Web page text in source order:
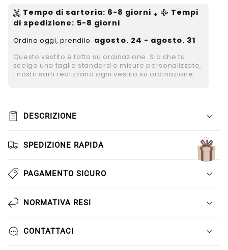
Tempo di sartoria: 6-8 giorni +
Tempi
di spedizione: 5-8 giorni
Ordina oggi, prendilo agosto. 24 - agosto. 31
Questo vestito è fatto su ordinazione. Sia che tu
scelga una taglia standard o misure personalizzate,
i nostri sarti realizzano ogni vestito su ordinazione.
DESCRIZIONE
SPEDIZIONE RAPIDA
PAGAMENTO SICURO
NORMATIVA RESI
CONTATTACI